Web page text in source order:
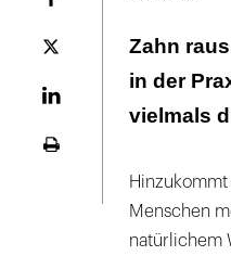
Plattform
Zahn
in der
vielmals
Menschen
natürlichem